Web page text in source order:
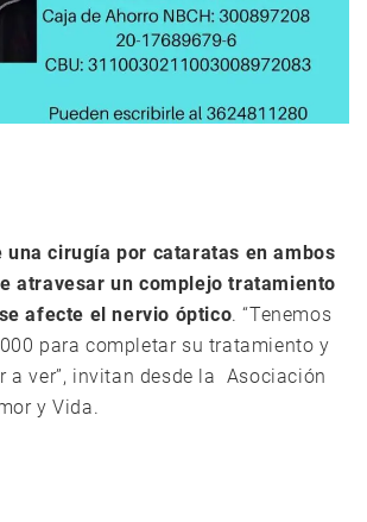
una cirugía por cataratas en ambos
atravesar un complejo tratamiento
afecte el nervio óptico. “Tenemos
para completar su tratamiento y
a ver”, invitan desde la Asociación
y Vida.